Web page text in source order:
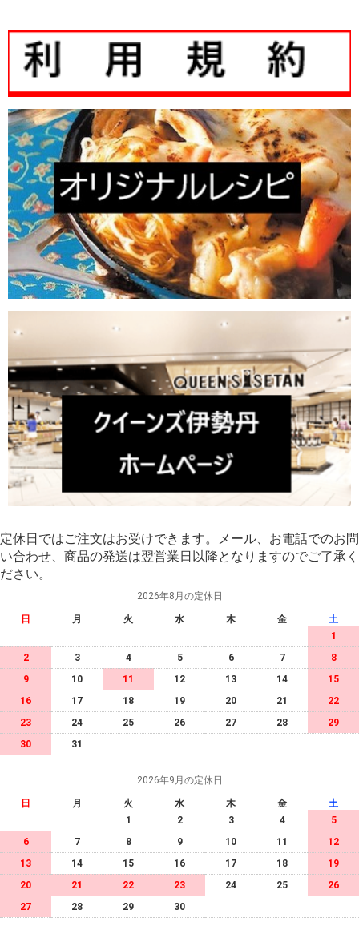
定休日ではご注文はお受けできます。メール、お電話でのお問
い合わせ、商品の発送は翌営業日以降となりますのでご了承く
ださい。
2026年8月の定休日
日 月 火 水 木 金
土
1
2
3 4 5 6 7
8
9
10 11 12 13 14
15
16
17 18 19 20 21
22
23
24 25 26 27 28
29
30
31
2026年9月の定休日
日 月 火 水 木 金
土
1
2 3 4
5
6
7 8 9 10 11
12
13
14 15 16 17 18
19
20
21 22 23 24 25
26
27
28 29 30